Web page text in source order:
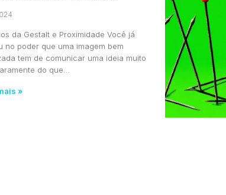
da Gestalt e Proximidade Você já
no poder que uma imagem bem
tem de comunicar uma ideia muito
do que…
»